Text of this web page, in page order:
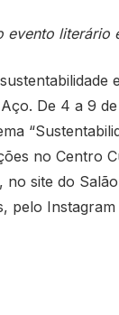
evento literário
De 4 a 9
no Centro
no site do
pelo Instagram